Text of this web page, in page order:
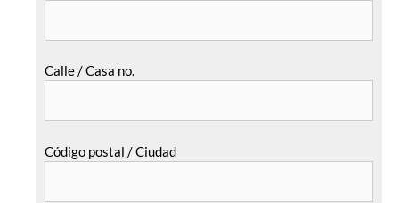
Calle / Casa no.
Código postal / Ciudad